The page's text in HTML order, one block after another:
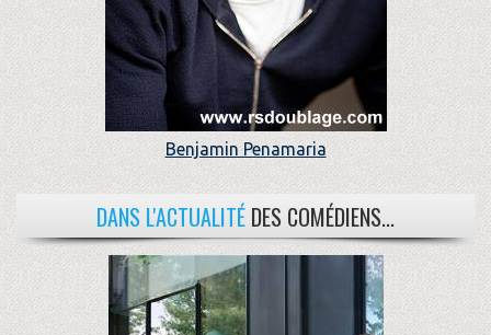
Benjamin Penamaria
DANS L'ACTUALITÉ DES COMÉDIENS...